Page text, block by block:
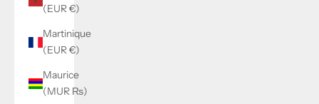
(EUR €)
Martinique
(EUR €)
Maurice
(MUR ₨)